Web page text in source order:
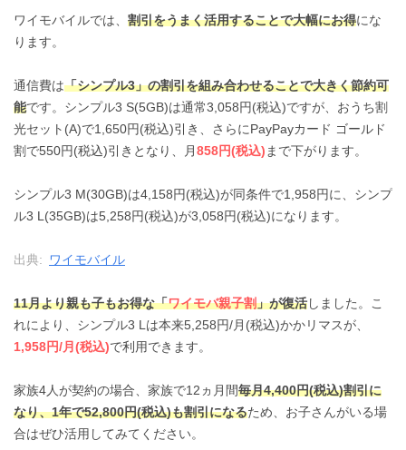
ワイモバイルでは、 割引をうまく活用することで大幅にお得にな
ります。
通信費は「シンプル3」の割引を組み合わせることで大きく節約可
能です。シンプル3 S(5GB)は通常3,058円(税込)ですが、おうち割
光セット(A)で1,650円(税込)引き、さらにPayPayカード ゴールド
割で550円(税込)引きとなり、月858円(税込) まで下がります。
シンプル3 M(30GB)は4,158円(税込)が同条件で1,958円に、シンプ
ル3 L(35GB)は5,258円(税込)が3,058円(税込)になります。
出典: ワイモバイル
11月より親も子もお得な「ワイモバ親子割」が復活しました。こ
れにより、シンプル3 Lは本来5,258円/月(税込)かかリマスが、
1,958円/月(税込)で利用できます。
家族4人が契約の場合、家族で12ヵ月間毎月4,400円(税込)割引に
なり、1年で52,800円(税込)も割引になるため、お子さんがいる場
合はぜひ活用してみてください。